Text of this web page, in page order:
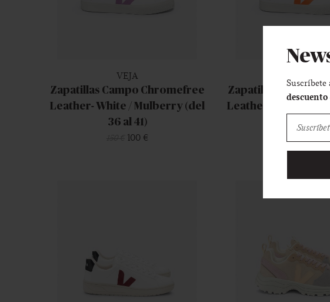
Suscríbete
descuento
VEJA
Zapatillas Campo Chromefree
Leather- White / Mulberry (del
36 al 41)
100 €
Zapatillas Campo
Leather- White /
40)